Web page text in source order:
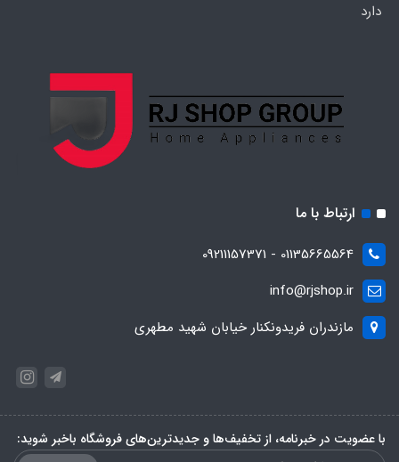
دارد
ارتباط با ما
01135665564 - 09211157371
info@rjshop.ir
مازندران فریدونکنار خیابان شهید مطهری
با عضویت در خبرنامه، از تخفیف‌ها و جدیدترین‌های فروشگاه باخبر شوید: